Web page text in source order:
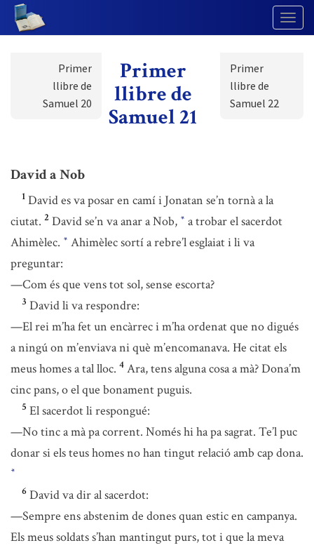
Primer
llibre de
Samuel 20
Primer
llibre de
Samuel 21
Primer
llibre de
Samuel 22
David a Nob
1 David es va posar en camí i Jonatan se’n tornà a la
ciutat. 2 David se’n va anar a Nob, * a trobar el sacerdot
Ahimèlec. * Ahimèlec sortí a rebre’l esglaiat i li va
preguntar:
—Com és que vens tot sol, sense escorta?
3 David li va respondre:
—El rei m’ha fet un encàrrec i m’ha ordenat que no digués
a ningú on m’enviava ni què m’encomanava. He citat els
meus homes a tal lloc. 4 Ara, tens alguna cosa a mà? Dona’m
cinc pans, o el que bonament puguis.
5 El sacerdot li respongué:
—No tinc a mà pa corrent. Només hi ha pa sagrat. Te’l puc
donar si els teus homes no han tingut relació amb cap dona.
*
6 David va dir al sacerdot:
—Sempre ens abstenim de dones quan estic en campanya.
Els meus soldats s’han mantingut purs, tot i que la meva